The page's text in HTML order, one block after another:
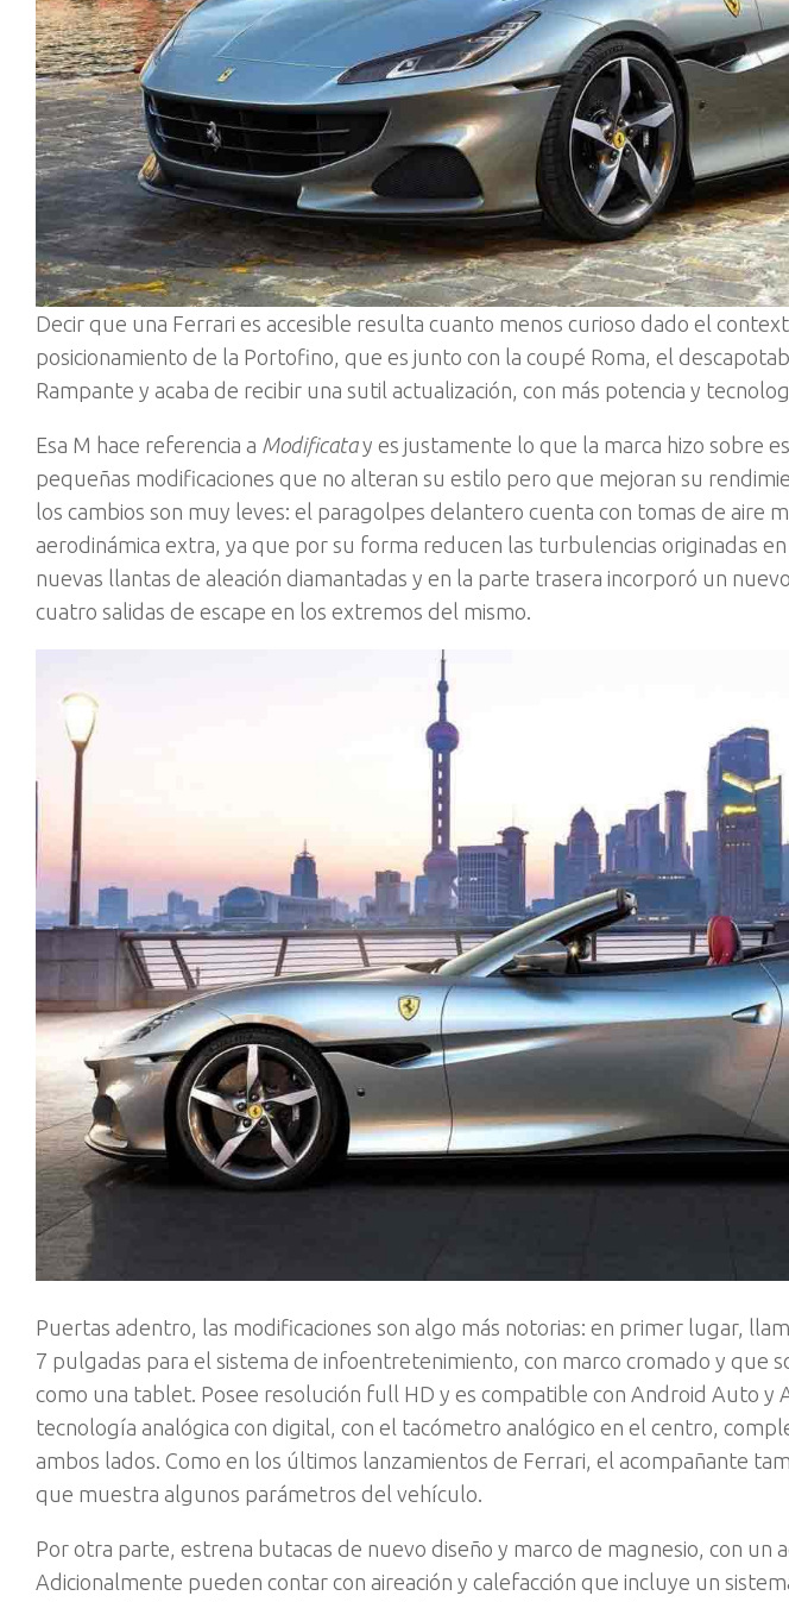
Decir que una Ferrari es accesible resulta cuanto menos curioso dado el
posicionamiento de la Portofino, que es junto con la coupé Roma, el
Rampante y acaba de recibir una sutil actualización, con más potencia y
Esa M hace referencia a Modificatay es justamente lo que la marca hizo sobre
pequeñas modificaciones que no alteran su estilo pero que mejoran su
los cambios son muy leves: el paragolpes delantero cuenta con tomas de aire
aerodinámica extra, ya que por su forma reducen las turbulencias originadas
nuevas llantas de aleación diamantadas y en la parte trasera incorporó un
cuatro salidas de escape en los extremos del mismo.
Puertas adentro, las modificaciones son algo más notorias: en primer lugar,
7 pulgadas para el sistema de infoentretenimiento, con marco cromado y que
como una tablet. Posee resolución full HD y es compatible con Android Auto y
tecnología analógica con digital, con el tacómetro analógico en el centro,
ambos lados. Como en los últimos lanzamientos de Ferrari, el acompañante
que muestra algunos parámetros del vehículo.
Por otra parte, estrena butacas de nuevo diseño y marco de magnesio, con un
Adicionalmente pueden contar con aireación y calefacción que incluye un